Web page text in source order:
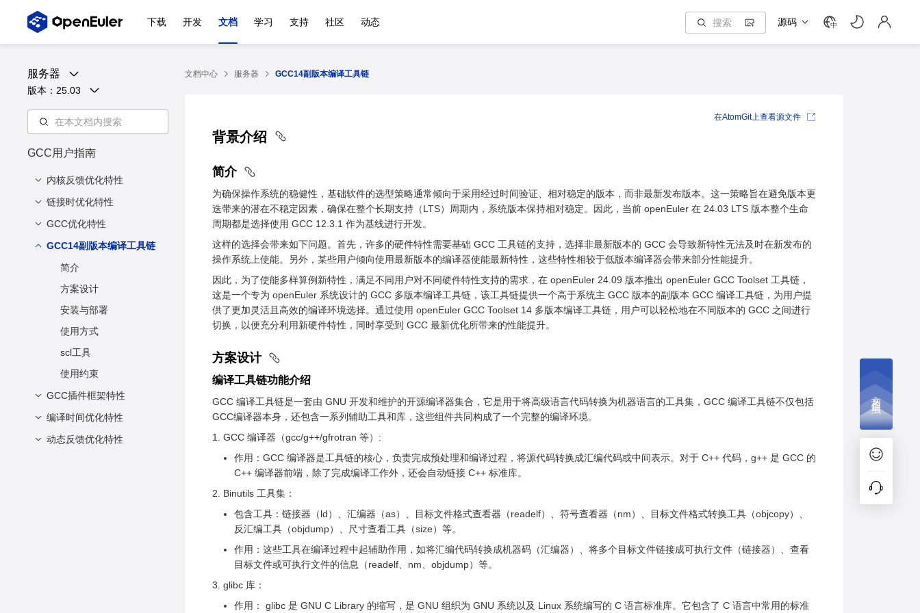
下载 开发 文档 学习 支持 社区 动态 源码 中
服务器
版本： 25.03
GCC用户指南
内核反馈优化特性
简介
安装与部署
使用方法
兼容性说明
链接时优化特性
背景
方案
使能范围
注意事项
GCC优化特性
简介
安装与部署
使用方法
GCC14副版本编译工具链
简介
方案设计
安装与部署
使用方式
scl工具
使用约束
GCC插件框架特性
软件要求
硬件要求
编译时间优化特性
优化技术原理
动态反馈优化特性
文档中心 服务器 GCC14副版本编译工具链
背景介绍
简介
为确保操作系统的稳健性，基础软件的选型策略通常倾向于采用经过时间验证、相对稳定的版本，而非最新发布版本。这一策略旨在避免版本更
迭带来的潜在不稳定因素，确保在整个长期支持（LTS）周期内，系统版本保持相对稳定。因此，当前 openEuler 在 24.03 LTS 版本整个生命
周期都是选择使用 GCC 12.3.1 作为基线进行开发。
这样的选择会带来如下问题。首先，许多的硬件特性需要基础 GCC 工具链的支持，选择非最新版本的 GCC 会导致新特性无法及时在新发布的
操作系统上使能。另外，某些用户倾向使用最新版本的编译器使能最新特性，这些特性相较于低版本编译器会带来部分性能提升。
因此，为了使能多样算例新特性，满足不同用户对不同硬件特性支持的需求，在 openEuler 24.09 版本推出 openEuler GCC Toolset 工具链，
这是一个专为 openEuler 系统设计的 GCC 多版本编译工具链，该工具链提供一个高于系统主 GCC 版本的副版本 GCC 编译工具链，为用户提
供了更加灵活且高效的编译环境选择。通过使用 openEuler GCC Toolset 14 多版本编译工具链，用户可以轻松地在不同版本的 GCC 之间进行
切换，以便充分利用新硬件特性，同时享受到 GCC 最新优化所带来的性能提升。
方案设计
编译工具链功能介绍
GCC 编译工具链是一套由 GNU 开发和维护的开源编译器集合，它是用于将高级语言代码转换为机器语言的工具集，GCC 编译工具链不仅包括
GCC编译器本身，还包含一系列辅助工具和库，这些组件共同构成了一个完整的编译环境。
GCC 编译器（gcc/g++/gfrotran 等）:
作用：GCC 编译器是工具链的核心，负责完成预处理和编译过程，将源代码转换成汇编代码或中间表示。对于 C++ 代码，g++ 是 GCC 的
C++ 编译器前端，除了完成编译工作外，还会自动链接 C++ 标准库。
Binutils 工具集：
包含工具：链接器（ld）、汇编器（as）、目标文件格式查看器（readelf）、符号查看器（nm）、目标文件格式转换工具（objcopy）、
反汇编工具（objdump）、尺寸查看工具（size）等。
作用：这些工具在编译过程中起辅助作用，如将汇编代码转换成机器码（汇编器）、将多个目标文件链接成可执行文件（链接器）、查看
目标文件或可执行文件的信息（readelf、nm、objdump）等。
glibc 库：
作用： glibc 是 GNU C Library 的缩写，是 GNU 组织为 GNU 系统以及 Linux 系统编写的 C 语言标准库。它包含了 C 语言中常用的标准
在AtomGit上查看源文件